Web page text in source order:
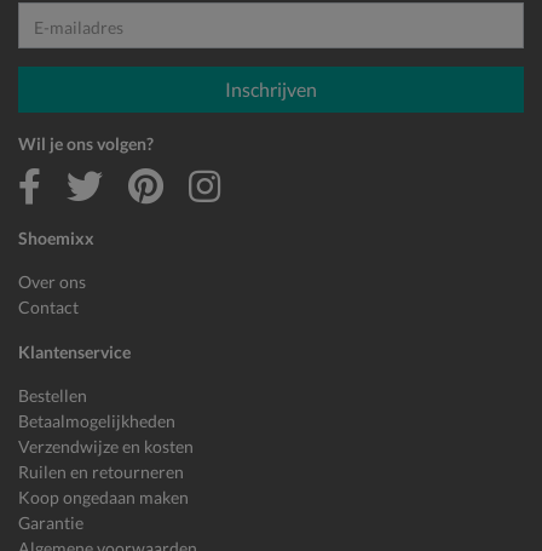
Shoemixx
Over ons
Contact
Klantenservice
Bestellen
Betaalmogelijkheden
Verzendwijze en kosten
Ruilen en retourneren
Koop ongedaan maken
Garantie
E-mailadres
Inschrijven
Wil je ons volgen?